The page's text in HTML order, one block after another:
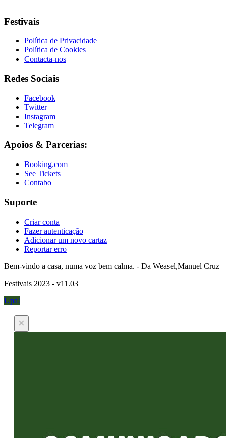
Festivais
Política de Privacidade
Política de Cookies
Contacta-nos
Redes Sociais
Facebook
Twitter
Instagram
Telegram
Apoios & Parcerias:
Booking.com
See Tickets
Contabo
Suporte
Criar conta
Fazer autenticação
Adicionar um novo cartaz
Reportar erro
Bem-vindo a casa, numa voz bem calma. - Da Weasel,Manuel Cruz
Festivais 2023 - v11.03
Upa!
×